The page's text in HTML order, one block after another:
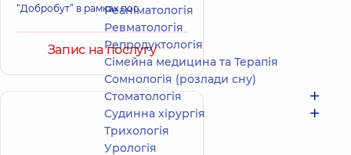
“Добробут” в рамках пос
Запис на послугу
Реаніматологія
Ревматологія
Репродуктологія
Сімейна медицина та Терапія
Сомнологія (розлади сну)
Стоматологія
Судинна хірургія
Трихологія
Урологія